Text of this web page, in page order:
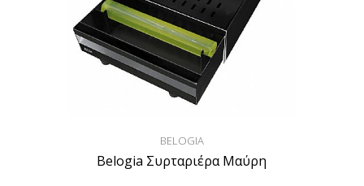
BELOGIA
Belogia Συρταριέρα Μαύρη